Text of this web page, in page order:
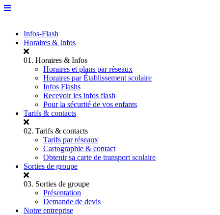
Infos-Flash
Horaires & Infos
01. Horaires & Infos
Horaires et plans par réseaux
Horaires par Établissement scolaire
Infos Flashs
Recevoir les infos flash
Pour la sécurité de vos enfants
Tarifs & contacts
02. Tarifs & contacts
Tarifs par réseaux
Cartographie & contact
Obtenir sa carte de transport scolaire
Sorties de groupe
03. Sorties de groupe
Présentation
Demande de devis
Notre entreprise